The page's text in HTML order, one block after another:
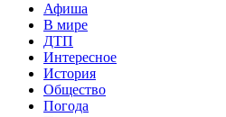
Афиша
В мире
ДТП
Интересное
История
Общество
Погода